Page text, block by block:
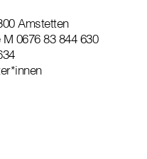
Amstetten
0676 83 844 630